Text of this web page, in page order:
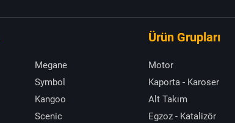
Megane
Symbol
Kangoo
Scenic
Ürün Grupları
Motor
Kaporta - Karoser
Alt Takım
Egzoz - Katalizör